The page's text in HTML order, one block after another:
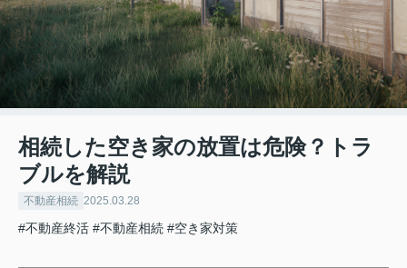
相続した空き家の放置は危険？トラ
ブルを解説
不動産相続 2025.03.28
#不動産終活 #不動産相続 #空き家対策